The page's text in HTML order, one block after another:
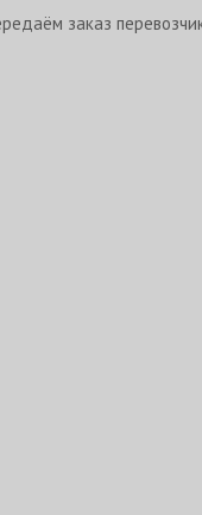
заказ